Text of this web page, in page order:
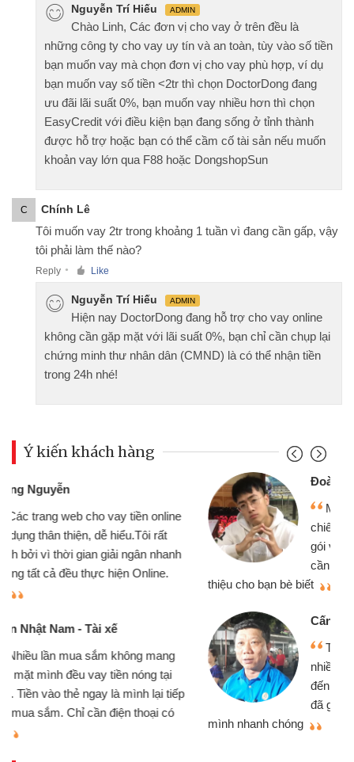
Nguyễn Trí Hiếu ADMIN
Chào Linh, Các đơn vị cho vay ở trên đều là
những công ty cho vay uy tín và an toàn, tùy vào số tiền
bạn muốn vay mà chọn đơn vị cho vay phù hợp, ví dụ
bạn muốn vay số tiền <2tr thì chọn DoctorDong đang
ưu đãi lãi suất 0%, bạn muốn vay nhiều hơn thì chọn
EasyCredit với điều kiện bạn đang sống ở tỉnh thành
được hỗ trợ hoặc bạn có thể cầm cố tài sản nếu muốn
khoản vay lớn qua F88 hoặc DongshopSun
C Chính Lê
Tôi muốn vay 2tr trong khoảng 1 tuần vì đang cần gấp, vậy
tôi phải làm thế nào?
Reply ● Like
Nguyễn Trí Hiếu ADMIN
Hiện nay DoctorDong đang hỗ trợ cho vay online
không cần gặp mặt với lãi suất 0%, bạn chỉ cần chụp lại
chứng minh thư nhân dân (CMND) là có thể nhận tiền
trong 24h nhé!
Ý kiến khách hàng
Mình cần tiền gấp nên định cầm cố
chiếc xe wave nhưng thật may đã có
gói vay tiền bằng CMND online không
cần gặp mặt nên rất tiện lợi, sẽ giới
thiệu cho bạn bè biết
Cấn Văn Lực - Tạp hóa
Tôi kinh doanh buôn bán nhỏ lẻ
nhiều lúc cần vốn nhập hàng, nhờ biết
đến website qua bạn bè giới thiệu tôi
đã giải quyết được công việc của